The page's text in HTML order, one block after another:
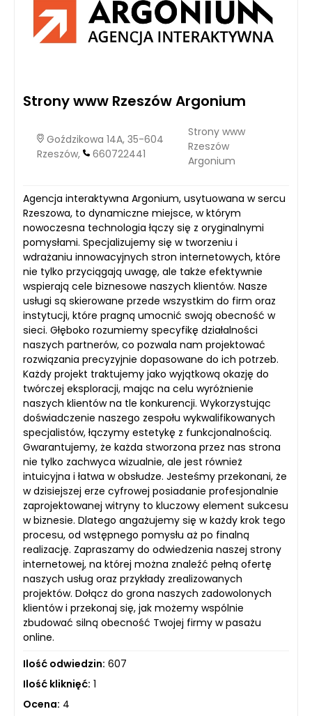
Strony www Rzeszów Argonium
Goździkowa 14A, 35-604
Rzeszów,
660722441
Strony www
Rzeszów
Argonium
Agencja interaktywna Argonium, usytuowana w sercu
Rzeszowa, to dynamiczne miejsce, w którym
nowoczesna technologia łączy się z oryginalnymi
pomysłami. Specjalizujemy się w tworzeniu i
wdrażaniu innowacyjnych stron internetowych, które
nie tylko przyciągają uwagę, ale także efektywnie
wspierają cele biznesowe naszych klientów. Nasze
usługi są skierowane przede wszystkim do firm oraz
instytucji, które pragną umocnić swoją obecność w
sieci. Głęboko rozumiemy specyfikę działalności
naszych partnerów, co pozwala nam projektować
rozwiązania precyzyjnie dopasowane do ich potrzeb.
Każdy projekt traktujemy jako wyjątkową okazję do
twórczej eksploracji, mając na celu wyróżnienie
naszych klientów na tle konkurencji. Wykorzystując
doświadczenie naszego zespołu wykwalifikowanych
specjalistów, łączymy estetykę z funkcjonalnością.
Gwarantujemy, że każda stworzona przez nas strona
nie tylko zachwyca wizualnie, ale jest również
intuicyjna i łatwa w obsłudze. Jesteśmy przekonani, że
w dzisiejszej erze cyfrowej posiadanie profesjonalnie
zaprojektowanej witryny to kluczowy element sukcesu
w biznesie. Dlatego angażujemy się w każdy krok tego
procesu, od wstępnego pomysłu aż po finalną
realizację. Zapraszamy do odwiedzenia naszej strony
internetowej, na której można znaleźć pełną ofertę
naszych usług oraz przykłady zrealizowanych
projektów. Dołącz do grona naszych zadowolonych
klientów i przekonaj się, jak możemy wspólnie
zbudować silną obecność Twojej firmy w pasażu
online.
Ilość odwiedzin: 607
Ilość kliknięć: 1
Ocena: 4